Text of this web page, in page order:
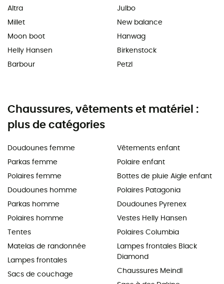
Altra
Millet
Moon boot
Helly Hansen
Barbour
Julbo
New balance
Hanwag
Birkenstock
Petzl
Chaussures, vêtements et matériel :
plus de catégories
Doudounes femme
Parkas femme
Polaires femme
Doudounes homme
Parkas homme
Polaires homme
Tentes
Matelas de randonnée
Lampes frontales
Sacs de couchage
Vêtements enfant
Polaire enfant
Bottes de pluie Aigle enfant
Polaires Patagonia
Doudounes Pyrenex
Vestes Helly Hansen
Polaires Columbia
Lampes frontales Black
Diamond
Chaussures Meindl